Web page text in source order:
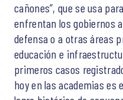
cañones”, que se usa
enfrentan los gobiernos
defensa o a otras áreas
educación e
primeros casos
hoy en las academias es